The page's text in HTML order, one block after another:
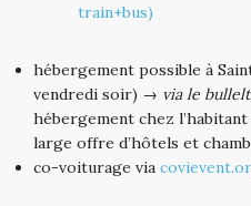
train+bus)
hébergement possible à
vendredi soir) → via le
hébergement chez
large offre d’hôtels et
co-voiturage via